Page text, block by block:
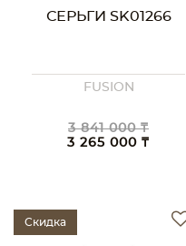
СЕРЬГИ SK01266
FUSION
3 841 000 ₸
3 265 000 ₸
Скидка